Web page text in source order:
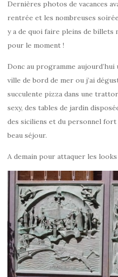
Dernières photos de vacances
rentrée et les nombreuses
y a de quoi faire pleins de billets
pour le moment !
Donc au programme aujourd’hui
ville de bord de mer ou j’ai
succulente pizza dans une
sexy, des tables de jardin
des siciliens et du personnel
beau séjour.
A demain pour attaquer les